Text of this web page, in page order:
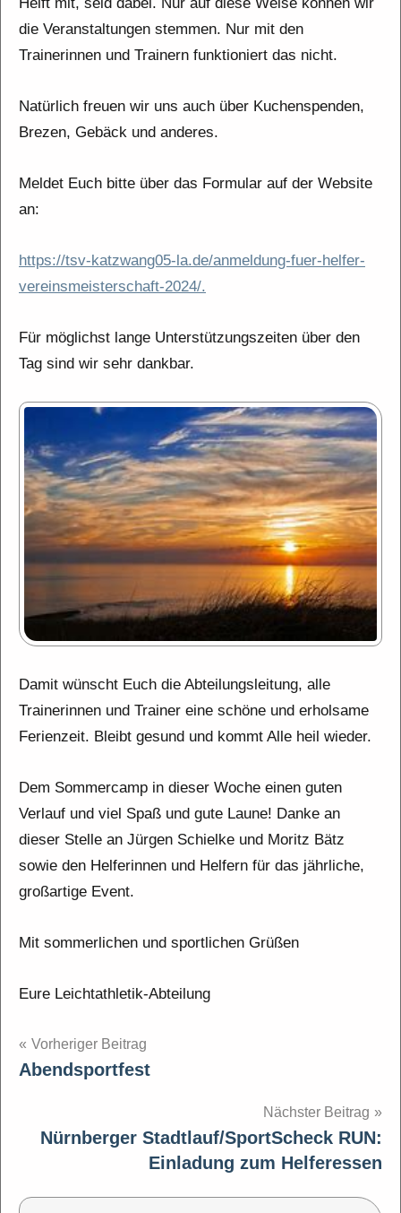
Helft mit, seid dabei. Nur auf diese Weise können wir
die Veranstaltungen stemmen. Nur mit den
Trainerinnen und Trainern funktioniert das nicht.
Natürlich freuen wir uns auch über Kuchenspenden,
Brezen, Gebäck und anderes.
Meldet Euch bitte über das Formular auf der Website
an:
https://tsv-katzwang05-la.de/anmeldung-fuer-helfer-
vereinsmeisterschaft-2024/.
Für möglichst lange Unterstützungszeiten über den
Tag sind wir sehr dankbar.
Damit wünscht Euch die Abteilungsleitung, alle
Trainerinnen und Trainer eine schöne und erholsame
Ferienzeit. Bleibt gesund und kommt Alle heil wieder.
Dem Sommercamp in dieser Woche einen guten
Verlauf und viel Spaß und gute Laune! Danke an
dieser Stelle an Jürgen Schielke und Moritz Bätz
sowie den Helferinnen und Helfern für das jährliche,
großartige Event.
Mit sommerlichen und sportlichen Grüßen
Eure Leichtathletik-Abteilung
Beitragsnavigation
Vorheriger Beitrag
Abendsportfest
Nächster Beitrag
Nürnberger Stadtlauf/SportScheck RUN:
Einladung zum Helferessen